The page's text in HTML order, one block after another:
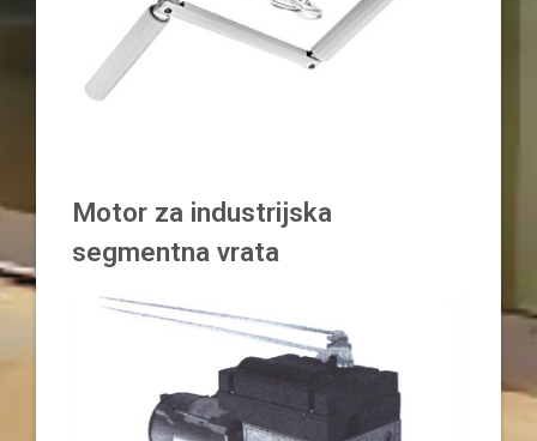
Motor za industrijska
segmentna vrata